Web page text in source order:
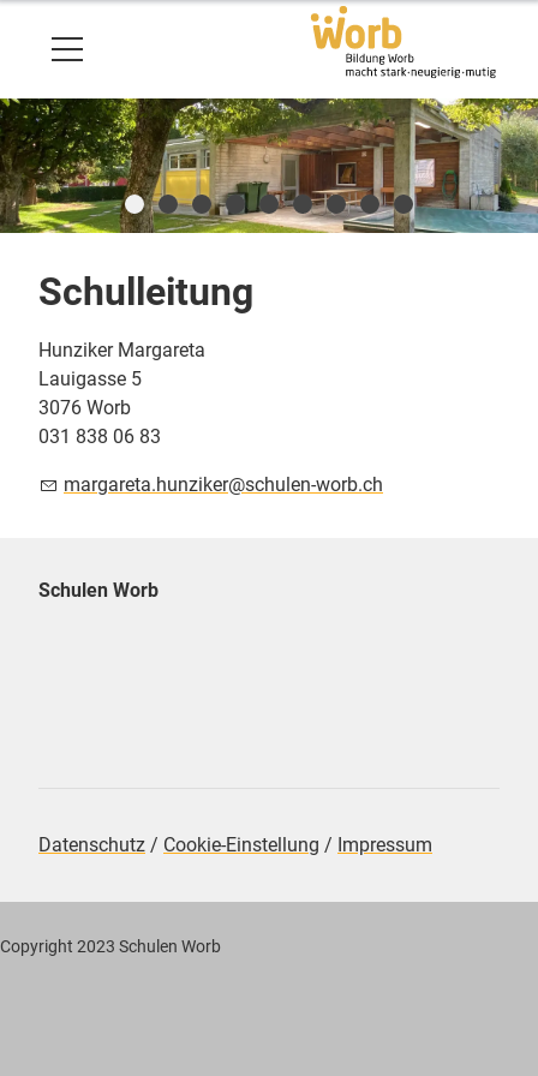
Schulleitung
Hunziker Margareta
Lauigasse 5
3076 Worb
031 838 06 83
m rg r t h nz k r sch n-w rb ch
Schulen Worb
Datenschutz / Cookie-Einstellung / Impressum
Copyright 2023 Schulen Worb